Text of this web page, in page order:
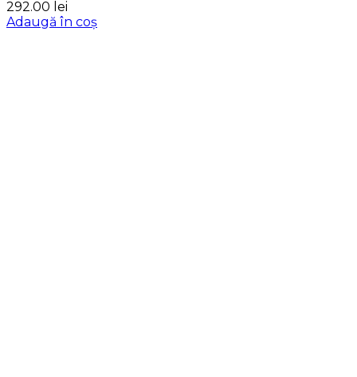
292.00 lei
Adaugă în coș